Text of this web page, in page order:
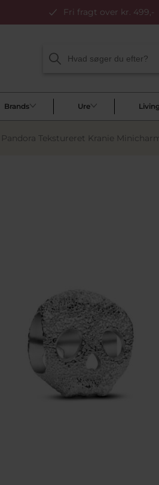
Fri fragt over kr. 499,-
Brands Ure
Pandora Tekstureret Kranie